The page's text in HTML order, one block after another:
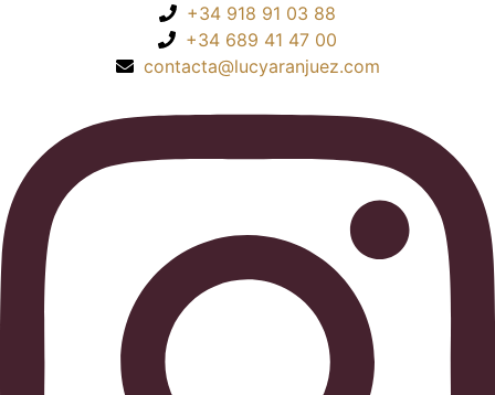
+34 918 91 03 88
+34 689 41 47 00
contacta@lucyaranjuez.com